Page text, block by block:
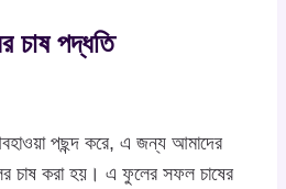
চাষ পদ্ধতি
পছন্দ করে, এ জন্য আমাদের
চাষ করা হয়। এ ফুলের সফল চাষের